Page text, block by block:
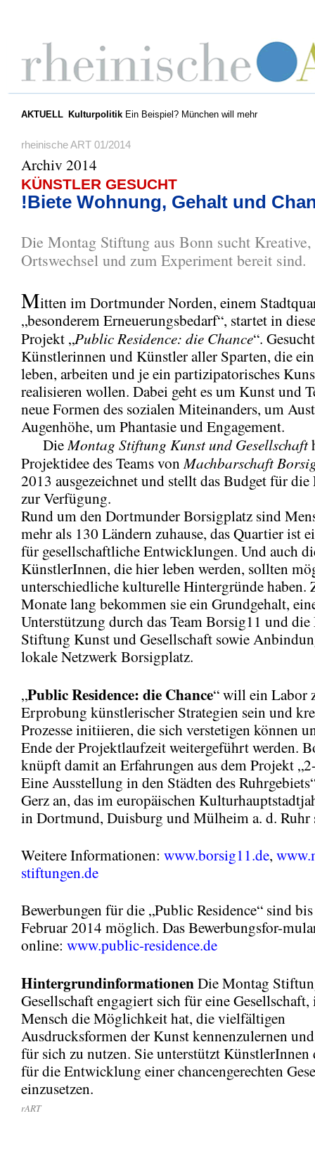
AKTUELL KulturpolitikEin Beispiel? München will mehr
rheinische ART 01/2014
Archiv 2014
KÜNSTLER GESUCHT
!Biete Wohnung, Gehalt und
Die Montag Stiftung aus Bonn sucht
Ortswechsel und zum Experiment bereit sind.
Mitten im Dortmunder Norden, einem
„besonderem Erneuerungsbedarf“, startet in
Projekt „Public Residence: die Chance“.
Künstlerinnen und Künstler aller Sparten, die
leben, arbeiten und je ein partizipatorisches
realisieren wollen. Dabei geht es um Kunst und
neue Formen des sozialen Miteinanders, um
Augenhöhe, um Phantasie und Engagement.
Die Montag Stiftung Kunst und Gesellschaft
Projektidee des Teams von Machbarschaft
2013 ausgezeichnet und stellt das Budget für die
zur Verfügung.
Rund um den Dortmunder Borsigplatz sind
mehr als 130 Ländern zuhause, das Quartier ist
für gesellschaftliche Entwicklungen. Und auch
KünstlerInnen, die hier leben werden, sollten
unterschiedliche kulturelle Hintergründe haben.
Monate lang bekommen sie ein Grundgehalt,
Unterstützung durch das Team Borsig11 und
Stiftung Kunst und Gesellschaft sowie
lokale Netzwerk Borsigplatz.
„Public Residence: die Chance“ will ein Labor
Erprobung künstlerischer Strategien sein und
Prozesse initiieren, die sich verstetigen können
Ende der Projektlaufzeit weitergeführt werden.
knüpft damit an Erfahrungen aus dem Projekt
Eine Ausstellung in den Städten des
Gerz an, das im europäischen
in Dortmund, Duisburg und Mülheim a. d. Ruhr
Weitere Informationen: www.borsig11.de,
stiftungen.de
Bewerbungen für die „Public Residence“ sind
Februar 2014 möglich. Das Bewerbungsfor-
online: www.public-residence.de
HintergrundinformationenDie Montag
Gesellschaft engagiert sich für eine
Mensch die Möglichkeit hat, die vielfältigen
Ausdrucksformen der Kunst kennenzulernen
für sich zu nutzen. Sie unterstützt KünstlerInnen
für die Entwicklung einer chancengerechten
einzusetzen.
rART